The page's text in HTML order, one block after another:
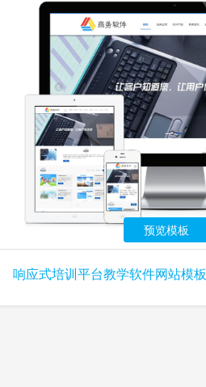
预览模板
响应式培训平台教学软件网站模板